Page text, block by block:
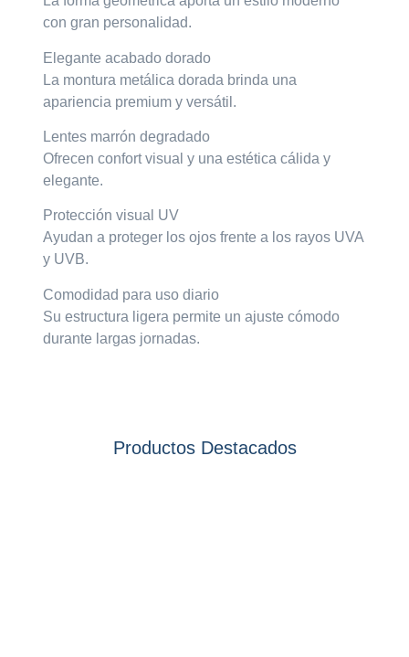
con gran personalidad.
Elegante acabado dorado
La montura metálica dorada brinda una
apariencia premium y versátil.
Lentes marrón degradado
Ofrecen confort visual y una estética cálida y
elegante.
Protección visual UV
Ayudan a proteger los ojos frente a los rayos UVA
y UVB.
Comodidad para uso diario
Su estructura ligera permite un ajuste cómodo
durante largas jornadas.
Productos Destacados